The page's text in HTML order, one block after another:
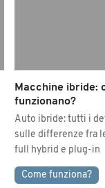
Macchine ibride:
funzionano?
Auto ibride: tutti i
sulle differenze fra
full hybrid e plug-in
Come funziona?